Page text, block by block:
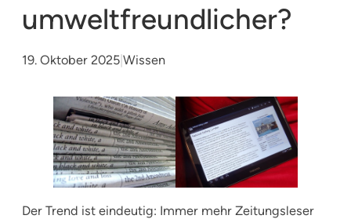
umweltfreundlicher?
19. Oktober 2025 Wissen
Der Trend ist eindeutig: Immer mehr Zeitungsleser